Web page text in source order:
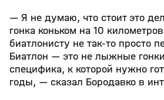
— Я не думаю, что стоит это
гонка коньком на 10
биатлонисту не так‑то просто
Биатлон — это не лыжные
специфика, к которой нужно
годы, — сказал Бородавко в